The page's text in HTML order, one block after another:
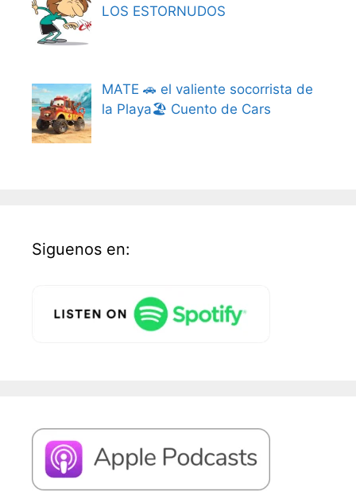
LOS ESTORNUDOS
MATE 🚗 el valiente socorrista de
la Playa🏖️ Cuento de Cars
Siguenos en: